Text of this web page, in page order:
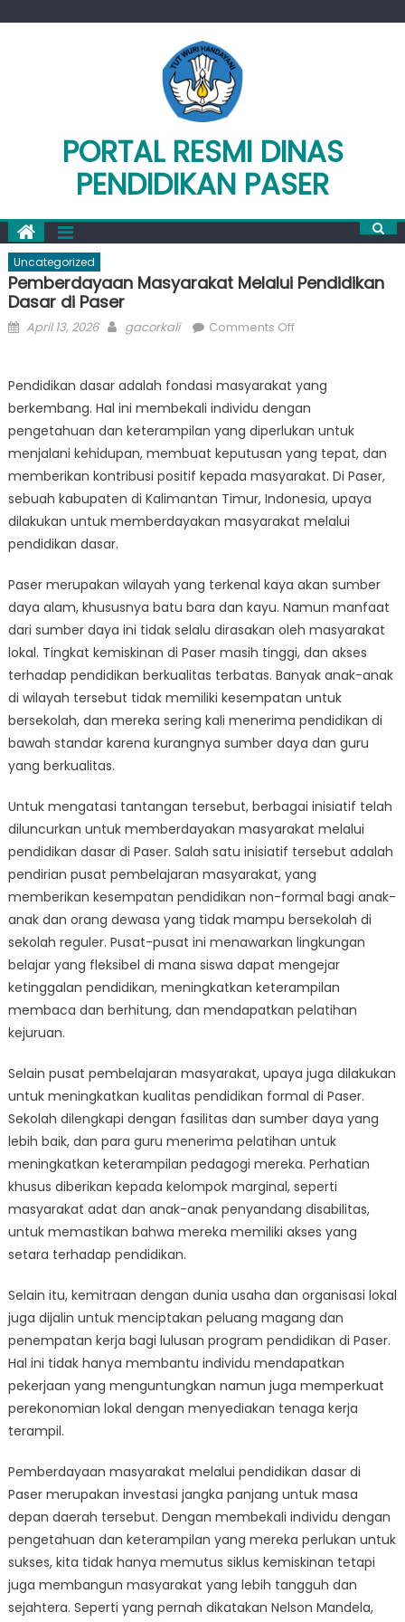
PORTAL RESMI DINAS
PENDIDIKAN PASER
Uncategorized
Pemberdayaan Masyarakat Melalui Pendidikan
Dasar di Paser
Posted
April 13, 2026 Author
gacorkali Comments Offon
Melalui
Pendidikan
Dasar
di
Paser
Pendidikan dasar adalah fondasi masyarakat yang
berkembang. Hal ini membekali individu dengan
pengetahuan dan keterampilan yang diperlukan untuk
menjalani kehidupan, membuat keputusan yang tepat, dan
memberikan kontribusi positif kepada masyarakat. Di Paser,
sebuah kabupaten di Kalimantan Timur, Indonesia, upaya
dilakukan untuk memberdayakan masyarakat melalui
pendidikan dasar.
Paser merupakan wilayah yang terkenal kaya akan sumber
daya alam, khususnya batu bara dan kayu. Namun manfaat
dari sumber daya ini tidak selalu dirasakan oleh masyarakat
lokal. Tingkat kemiskinan di Paser masih tinggi, dan akses
terhadap pendidikan berkualitas terbatas. Banyak anak-anak
di wilayah tersebut tidak memiliki kesempatan untuk
bersekolah, dan mereka sering kali menerima pendidikan di
bawah standar karena kurangnya sumber daya dan guru
yang berkualitas.
Untuk mengatasi tantangan tersebut, berbagai inisiatif telah
diluncurkan untuk memberdayakan masyarakat melalui
pendidikan dasar di Paser. Salah satu inisiatif tersebut adalah
pendirian pusat pembelajaran masyarakat, yang
memberikan kesempatan pendidikan non-formal bagi anak-
anak dan orang dewasa yang tidak mampu bersekolah di
sekolah reguler. Pusat-pusat ini menawarkan lingkungan
belajar yang fleksibel di mana siswa dapat mengejar
ketinggalan pendidikan, meningkatkan keterampilan
membaca dan berhitung, dan mendapatkan pelatihan
kejuruan.
Selain pusat pembelajaran masyarakat, upaya juga dilakukan
untuk meningkatkan kualitas pendidikan formal di Paser.
Sekolah dilengkapi dengan fasilitas dan sumber daya yang
lebih baik, dan para guru menerima pelatihan untuk
meningkatkan keterampilan pedagogi mereka. Perhatian
khusus diberikan kepada kelompok marginal, seperti
masyarakat adat dan anak-anak penyandang disabilitas,
untuk memastikan bahwa mereka memiliki akses yang
setara terhadap pendidikan.
Selain itu, kemitraan dengan dunia usaha dan organisasi lokal
juga dijalin untuk menciptakan peluang magang dan
penempatan kerja bagi lulusan program pendidikan di Paser.
Hal ini tidak hanya membantu individu mendapatkan
pekerjaan yang menguntungkan namun juga memperkuat
perekonomian lokal dengan menyediakan tenaga kerja
terampil.
Pemberdayaan masyarakat melalui pendidikan dasar di
Paser merupakan investasi jangka panjang untuk masa
depan daerah tersebut. Dengan membekali individu dengan
pengetahuan dan keterampilan yang mereka perlukan untuk
sukses, kita tidak hanya memutus siklus kemiskinan tetapi
juga membangun masyarakat yang lebih tangguh dan
sejahtera. Seperti yang pernah dikatakan Nelson Mandela,